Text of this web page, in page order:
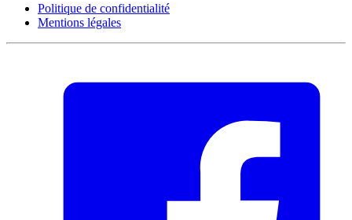
Politique de confidentialité
Mentions légales